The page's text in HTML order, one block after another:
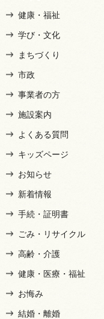
健康・福祉
学び・文化
まちづくり
市政
事業者の方
施設案内
よくある質問
キッズページ
お知らせ
新着情報
手続・証明書
ごみ・リサイクル
高齢・介護
健康・医療・福祉
お悔み
結婚・離婚